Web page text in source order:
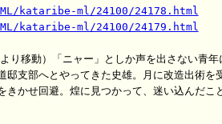
kataribe-ml/24100/24178.html
kataribe-ml/24100/24179.html
り移動）「ニャー」としか声を出さない青年
邸支部へとやってきた史雄。月に改造出術を
きかせ回避。煌に見つかって、迷い込んだこ